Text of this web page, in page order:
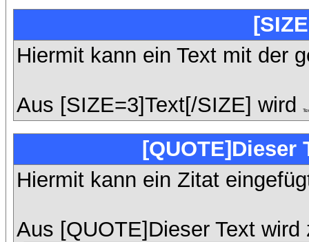
Hiermit kann ein Text mit der
Aus [SIZE=3]Text[/SIZE] wird
Hiermit kann ein Zitat
Aus [QUOTE]Dieser Text